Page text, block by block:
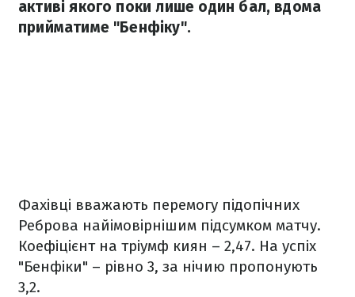
активі якого поки лише один бал, вдома
прийматиме "Бенфіку".
Фахівці вважають перемогу підопічних
Реброва найімовірнішим підсумком матчу.
Коефіцієнт на тріумф киян – 2,47. На успіх
"Бенфіки" – рівно 3, за нічию пропонують
3,2.